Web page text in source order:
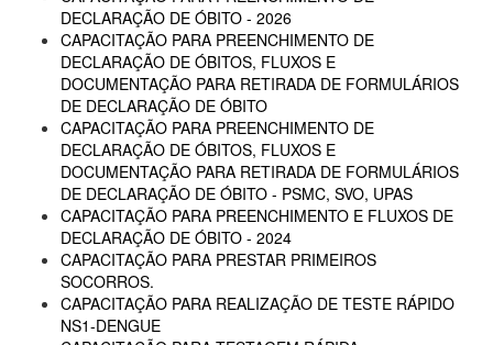
DECLARAÇÃO DE ÓBITO - 2026
CAPACITAÇÃO PARA PREENCHIMENTO DE
DECLARAÇÃO DE ÓBITOS, FLUXOS E
DOCUMENTAÇÃO PARA RETIRADA DE FORMULÁRIOS
DE DECLARAÇÃO DE ÓBITO
CAPACITAÇÃO PARA PREENCHIMENTO DE
DECLARAÇÃO DE ÓBITOS, FLUXOS E
DOCUMENTAÇÃO PARA RETIRADA DE FORMULÁRIOS
DE DECLARAÇÃO DE ÓBITO - PSMC, SVO, UPAS
CAPACITAÇÃO PARA PREENCHIMENTO E FLUXOS DE
DECLARAÇÃO DE ÓBITO - 2024
CAPACITAÇÃO PARA PRESTAR PRIMEIROS
SOCORROS.
CAPACITAÇÃO PARA REALIZAÇÃO DE TESTE RÁPIDO
NS1-DENGUE